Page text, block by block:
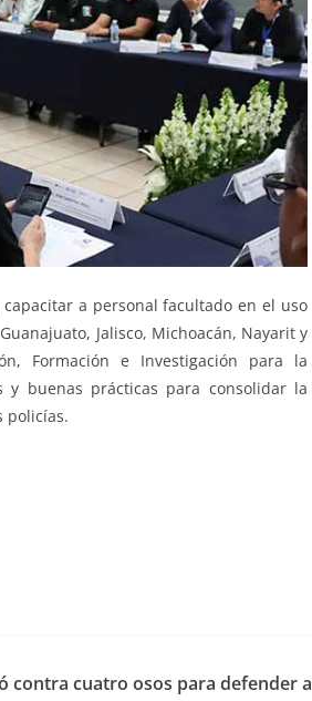
a personal facultado en el uso
Jalisco, Michoacán, Nayarit y
Formación e Investigación para la
y buenas prácticas para consolidar la
policías.
contra cuatro osos para defender a